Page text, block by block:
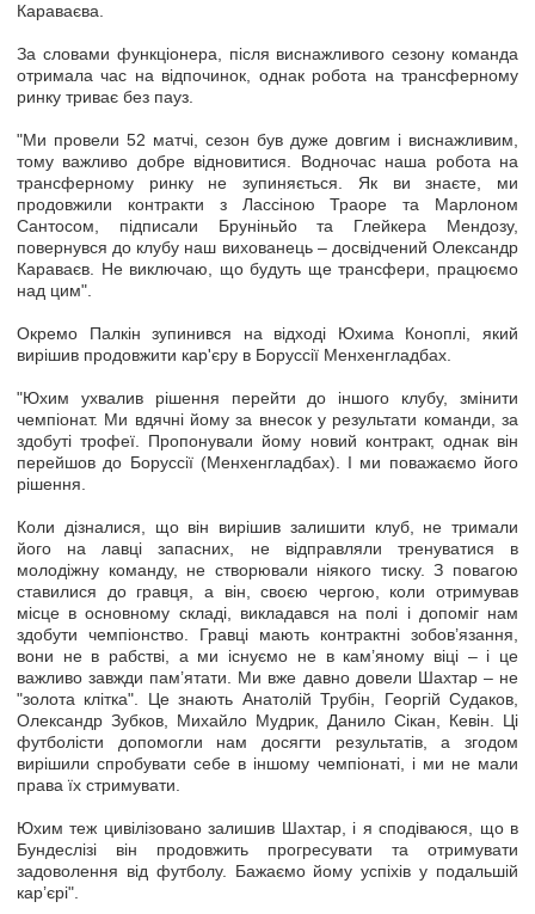
Караваєва.
За словами функціонера, після виснажливого сезону команда
отримала час на відпочинок, однак робота на трансферному
ринку триває без пауз.
"Ми провели 52 матчі, сезон був дуже довгим і виснажливим,
тому важливо добре відновитися. Водночас наша робота на
трансферному ринку не зупиняється. Як ви знаєте, ми
продовжили контракти з Лассіною Траоре та Марлоном
Сантосом, підписали Бруніньйо та Глейкера Мендозу,
повернувся до клубу наш вихованець – досвідчений Олександр
Караваєв. Не виключаю, що будуть ще трансфери, працюємо
над цим".
Окремо Палкін зупинився на відході Юхима Коноплі, який
вирішив продовжити кар'єру в Боруссії Менхенгладбах.
"Юхим ухвалив рішення перейти до іншого клубу, змінити
чемпіонат. Ми вдячні йому за внесок у результати команди, за
здобуті трофеї. Пропонували йому новий контракт, однак він
перейшов до Боруссії (Менхенгладбах). І ми поважаємо його
рішення.
Коли дізналися, що він вирішив залишити клуб, не тримали
його на лавці запасних, не відправляли тренуватися в
молодіжну команду, не створювали ніякого тиску. З повагою
ставилися до гравця, а він, своєю чергою, коли отримував
місце в основному складі, викладався на полі і допоміг нам
здобути чемпіонство. Гравці мають контрактні зобов’язання,
вони не в рабстві, а ми існуємо не в кам’яному віці – і це
важливо завжди пам’ятати. Ми вже давно довели Шахтар – не
"золота клітка". Це знають Анатолій Трубін, Георгій Судаков,
Олександр Зубков, Михайло Мудрик, Данило Сікан, Кевін. Ці
футболісти допомогли нам досягти результатів, а згодом
вирішили спробувати себе в іншому чемпіонаті, і ми не мали
права їх стримувати.
Юхим теж цивілізовано залишив Шахтар, і я сподіваюся, що в
Бундеслізі він продовжить прогресувати та отримувати
задоволення від футболу. Бажаємо йому успіхів у подальшій
кар’єрі".